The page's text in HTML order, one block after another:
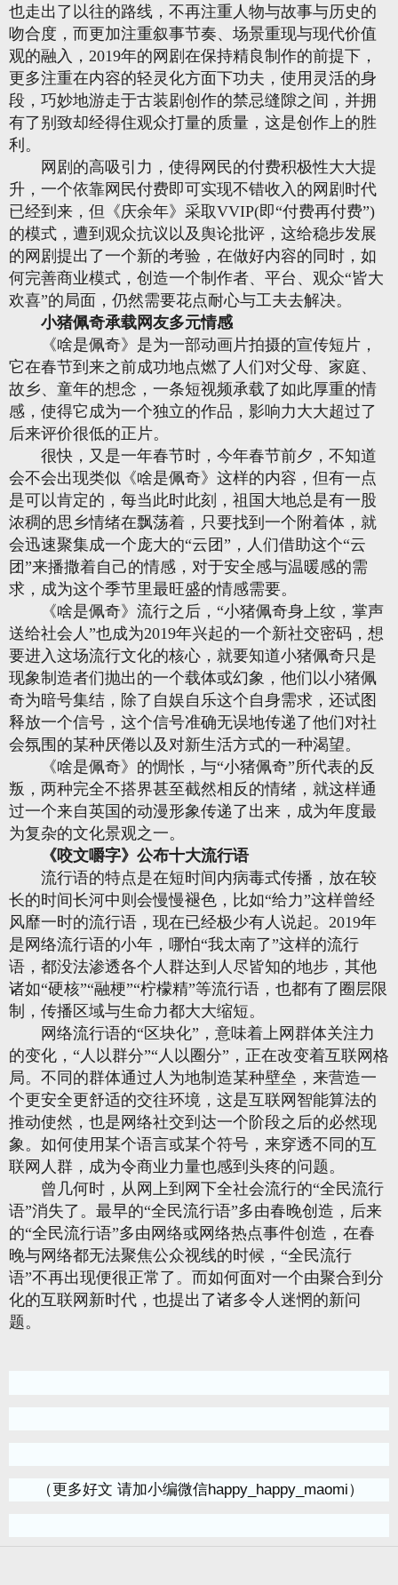
也走出了以往的路线，不再注重人物与故事与历史的
吻合度，而更加注重叙事节奏、场景重现与现代价值
观的融入，2019年的网剧在保持精良制作的前提下，
更多注重在内容的轻灵化方面下功夫，使用灵活的身
段，巧妙地游走于古装剧创作的禁忌缝隙之间，并拥
有了别致却经得住观众打量的质量，这是创作上的胜
利。
网剧的高吸引力，使得网民的付费积极性大大提
升，一个依靠网民付费即可实现不错收入的网剧时代
已经到来，但《庆余年》采取VVIP(即“付费再付费”)
的模式，遭到观众抗议以及舆论批评，这给稳步发展
的网剧提出了一个新的考验，在做好内容的同时，如
何完善商业模式，创造一个制作者、平台、观众“皆大
欢喜”的局面，仍然需要花点耐心与工夫去解决。
小猪佩奇承载网友多元情感
《啥是佩奇》是为一部动画片拍摄的宣传短片，
它在春节到来之前成功地点燃了人们对父母、家庭、
故乡、童年的想念，一条短视频承载了如此厚重的情
感，使得它成为一个独立的作品，影响力大大超过了
后来评价很低的正片。
很快，又是一年春节时，今年春节前夕，不知道
会不会出现类似《啥是佩奇》这样的内容，但有一点
是可以肯定的，每当此时此刻，祖国大地总是有一股
浓稠的思乡情绪在飘荡着，只要找到一个附着体，就
会迅速聚集成一个庞大的“云团”，人们借助这个“云
团”来播撒着自己的情感，对于安全感与温暖感的需
求，成为这个季节里最旺盛的情感需要。
《啥是佩奇》流行之后，“小猪佩奇身上纹，掌声
送给社会人”也成为2019年兴起的一个新社交密码，想
要进入这场流行文化的核心，就要知道小猪佩奇只是
现象制造者们抛出的一个载体或幻象，他们以小猪佩
奇为暗号集结，除了自娱自乐这个自身需求，还试图
释放一个信号，这个信号准确无误地传递了他们对社
会氛围的某种厌倦以及对新生活方式的一种渴望。
《啥是佩奇》的惆怅，与“小猪佩奇”所代表的反
叛，两种完全不搭界甚至截然相反的情绪，就这样通
过一个来自英国的动漫形象传递了出来，成为年度最
为复杂的文化景观之一。
《咬文嚼字》公布十大流行语
流行语的特点是在短时间内病毒式传播，放在较
长的时间长河中则会慢慢褪色，比如“给力”这样曾经
风靡一时的流行语，现在已经极少有人说起。2019年
是网络流行语的小年，哪怕“我太南了”这样的流行
语，都没法渗透各个人群达到人尽皆知的地步，其他
诸如“硬核”“融梗”“柠檬精”等流行语，也都有了圈层限
制，传播区域与生命力都大大缩短。
网络流行语的“区块化”，意味着上网群体关注力
的变化，“人以群分”“人以圈分”，正在改变着互联网格
局。不同的群体通过人为地制造某种壁垒，来营造一
个更安全更舒适的交往环境，这是互联网智能算法的
推动使然，也是网络社交到达一个阶段之后的必然现
象。如何使用某个语言或某个符号，来穿透不同的互
联网人群，成为令商业力量也感到头疼的问题。
曾几何时，从网上到网下全社会流行的“全民流行
语”消失了。最早的“全民流行语”多由春晚创造，后来
的“全民流行语”多由网络或网络热点事件创造，在春
晚与网络都无法聚焦公众视线的时候，“全民流行
语”不再出现便很正常了。而如何面对一个由聚合到分
化的互联网新时代，也提出了诸多令人迷惘的新问
题。
（更多好文 请加小编微信happy_happy_maomi）